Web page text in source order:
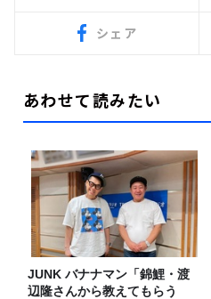
シェア
あわせて読みたい
JUNK バナナマン「錦鯉・渡
辺隆さんから教えてもらう